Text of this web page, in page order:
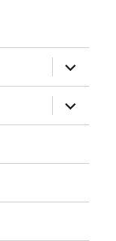
öffnen
öffnen